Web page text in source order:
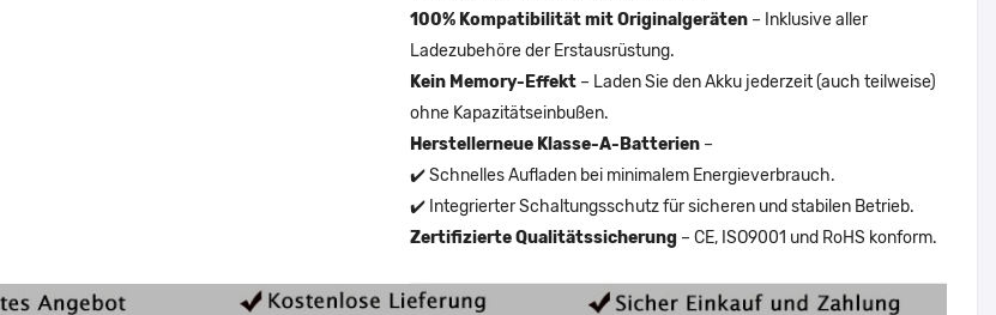
100% Kompatibilität mit Originalgeräten – Inklusive aller
Ladezubehöre der Erstausrüstung.
Kein Memory-Effekt – Laden Sie den Akku jederzeit (auch teilweise)
ohne Kapazitätseinbußen.
Herstellerneue Klasse-A-Batterien –
✔️ Schnelles Aufladen bei minimalem Energieverbrauch.
✔️ Integrierter Schaltungsschutz für sicheren und stabilen Betrieb.
Zertifizierte Qualitätssicherung – CE, ISO9001 und RoHS konform.